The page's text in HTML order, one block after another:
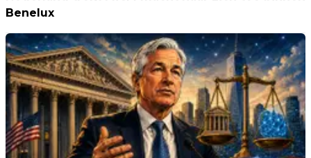
Benelux